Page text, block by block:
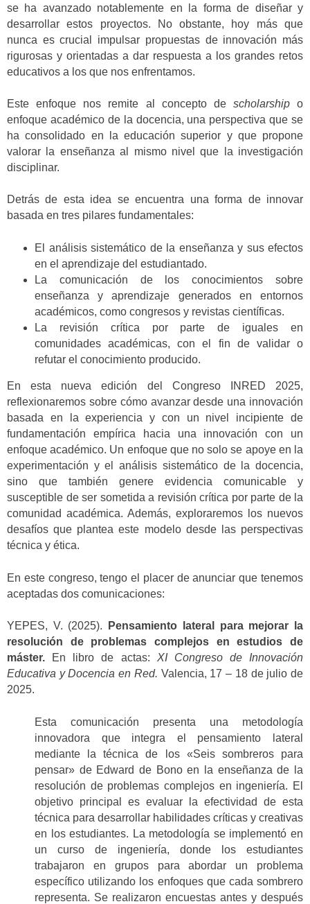
se ha avanzado notablemente en la forma de diseñar y
desarrollar estos proyectos. No obstante, hoy más que
nunca es crucial impulsar propuestas de innovación más
rigurosas y orientadas a dar respuesta a los grandes retos
educativos a los que nos enfrentamos.
Este enfoque nos remite al concepto de scholarshipo
enfoque académico de la docencia, una perspectiva que se
ha consolidado en la educación superior y que propone
valorar la enseñanza al mismo nivel que la investigación
disciplinar.
Detrás de esta idea se encuentra una forma de innovar
basada en tres pilares fundamentales:
El análisis sistemático de la enseñanza y sus efectos
en el aprendizaje del estudiantado.
La comunicación de los conocimientos sobre
enseñanza y aprendizaje generados en entornos
académicos, como congresos y revistas científicas.
La revisión crítica por parte de iguales en
comunidades académicas, con el fin de validar o
refutar el conocimiento producido.
En esta nueva edición del Congreso INRED 2025,
reflexionaremos sobre cómo avanzar desde una innovación
basada en la experiencia y con un nivel incipiente de
fundamentación empírica hacia una innovación con un
enfoque académico. Un enfoque que no solo se apoye en la
experimentación y el análisis sistemático de la docencia,
sino que también genere evidencia comunicable y
susceptible de ser sometida a revisión crítica por parte de la
comunidad académica. Además, exploraremos los nuevos
desafíos que plantea este modelo desde las perspectivas
técnica y ética.
En este congreso, tengo el placer de anunciar que tenemos
aceptadas dos comunicaciones:
YEPES, V. (2025).
Pensamiento lateral para mejorar la
resolución de problemas complejos en estudios de
máster. En libro de actas: XI Congreso de Innovación
Educativa y Docencia en Red. Valencia, 17 – 18 de julio de
2025.
Esta comunicación presenta una metodología
innovadora que integra el pensamiento lateral
mediante la técnica de los «Seis sombreros para
pensar» de Edward de Bono en la enseñanza de la
resolución de problemas complejos en ingeniería. El
objetivo principal es evaluar la efectividad de esta
técnica para desarrollar habilidades críticas y creativas
en los estudiantes. La metodología se implementó en
un curso de ingeniería, donde los estudiantes
trabajaron en grupos para abordar un problema
específico utilizando los enfoques que cada sombrero
representa. Se realizaron encuestas antes y después